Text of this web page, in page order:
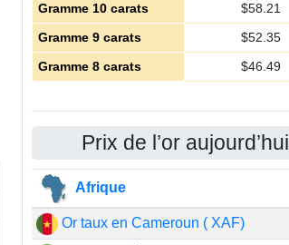
Gramme 10 carats
$58.21
Gramme 9 carats
$52.35
Gramme 8 carats
$46.49
Prix de l’or aujourd’hui
Afrique
Or taux en Cameroun ( XAF)